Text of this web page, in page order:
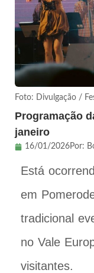
Foto: Divulgação /
Programação
janeiro
16/01/2026Por:
Está
em
tradicional
no Vale
visitantes.